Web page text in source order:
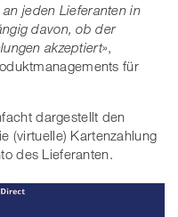
jeden Lieferanten in
davon, ob der
akzeptiert»
für
dargestellt den
(virtuelle) Kartenzahlung
des Lieferanten.